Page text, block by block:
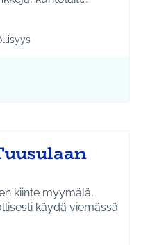
Hyrylä Hyvinvointi ja
kiinte myymälä,
käydä viemässä